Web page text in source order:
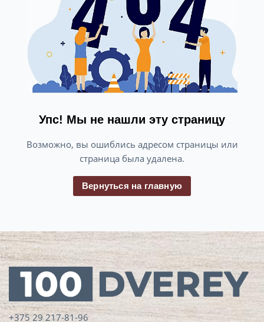
Упс! Мы не нашли эту страницу
Возможно, вы ошиблись адресом страницы или
страница была удалена.
Вернуться на главную
+375 29 217-81-96